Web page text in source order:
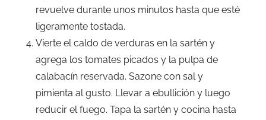
revuelve durante unos minutos hasta que esté
ligeramente tostada.
Vierte el caldo de verduras en la sartén y
agrega los tomates picados y la pulpa de
calabacín reservada. Sazone con sal y
pimienta al gusto. Llevar a ebullición y luego
reducir el fuego. Tapa la sartén y cocina hasta